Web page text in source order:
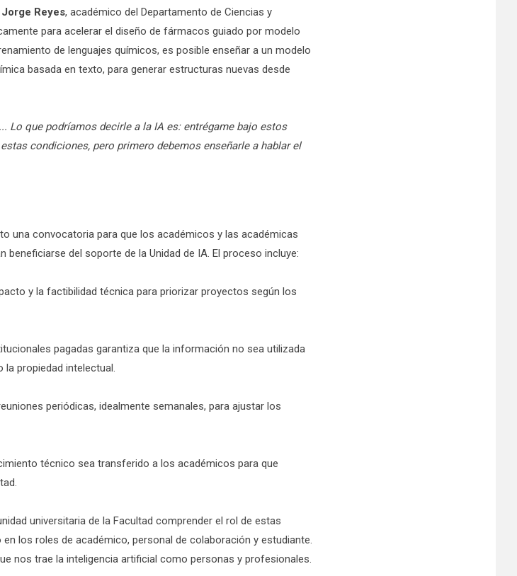
Jorge Reyes, académico del Departamento de Ciencias y
para acelerar el diseño de fármacos guiado por modelo
de lenguajes químicos, es posible enseñar a un modelo
basada en texto, para generar estructuras nuevas desde
Lo que podríamos decirle a la IA es: entrégame bajo estos
condiciones, pero primero debemos enseñarle a hablar el
una convocatoria para que los académicos y las académicas
del soporte de la Unidad de IA. El proceso incluye:
y la factibilidad técnica para priorizar proyectos según los
pagadas garantiza que la información no sea utilizada
la propiedad intelectual.
periódicas, idealmente semanales, para ajustar los
técnico sea transferido a los académicos para que
universitaria de la Facultad comprender el rol de estas
los roles de académico, personal de colaboración y estudiante.
nos trae la inteligencia artificial como personas y profesionales.